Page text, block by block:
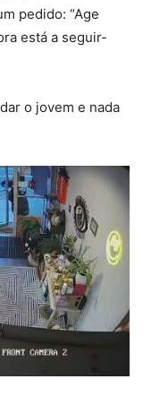
pedido: “Age
está a seguir-
o jovem e nada